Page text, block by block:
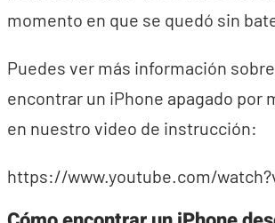
momento en que se quedó sin
Puedes ver más información
encontrar un iPhone apagado por
en nuestro video de instrucción:
https://www.youtube.com/